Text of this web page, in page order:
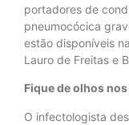
portadores de
pneumocócica
estão disponíveis
Lauro de Freitas e
Fique de olhos
O infectologista